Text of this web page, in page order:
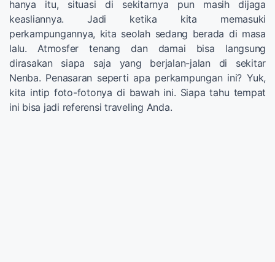
hanya itu, situasi di sekitarnya pun masih dijaga
keasliannya. Jadi ketika kita memasuki
perkampungannya, kita seolah sedang berada di masa
lalu. Atmosfer tenang dan damai bisa langsung
dirasakan siapa saja yang berjalan-jalan di sekitar
Nenba. Penasaran seperti apa perkampungan ini? Yuk,
kita intip foto-fotonya di bawah ini. Siapa tahu tempat
ini bisa jadi referensi traveling Anda.